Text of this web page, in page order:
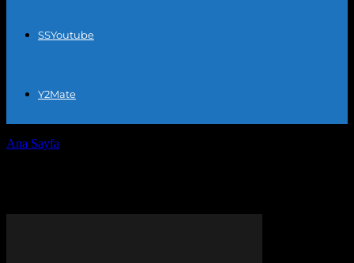
SSYoutube
Y2Mate
Ana Sayfa